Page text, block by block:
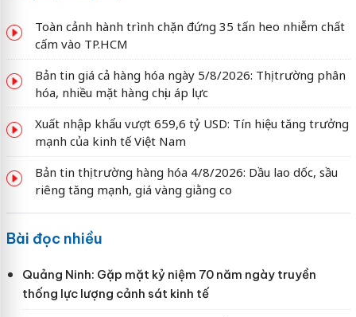
Toàn cảnh hành trình chặn đứng 35 tấn heo nhiễm chất
cấm vào TP.HCM
Bản tin giá cả hàng hóa ngày 5/8/2026: Thị trường phân
hóa, nhiều mặt hàng chịu áp lực
Xuất nhập khẩu vượt 659,6 tỷ USD: Tín hiệu tăng trưởng
mạnh của kinh tế Việt Nam
Bản tin thị trường hàng hóa 4/8/2026: Dầu lao dốc, sầu
riêng tăng mạnh, giá vàng giằng co
Bài đọc nhiều
Quảng Ninh: Gặp mặt kỷ niệm 70 năm ngày truyền
thống lực lượng cảnh sát kinh tế